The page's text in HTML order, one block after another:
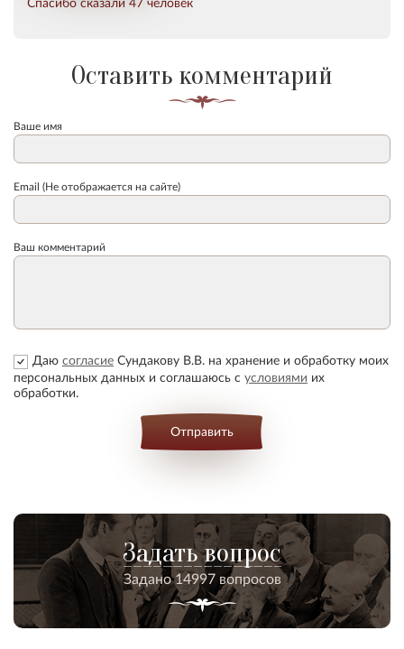
Оставить комментарий
Ваше имя
Email (Не отображается на сайте)
Ваш комментарий
Даю согласие Сундакову В.В. на хранение и обработку моих
персональных данных и соглашаюсь с условиями их
обработки.
Отправить
Задать вопрос
Задано 14997 вопросов